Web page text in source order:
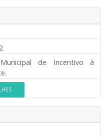
de Incentivo à